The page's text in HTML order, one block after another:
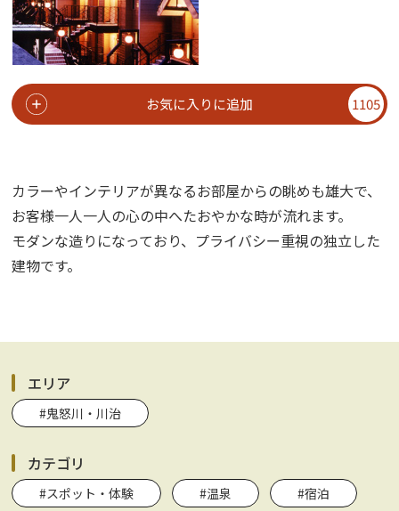
お気に入りに追加 1105
カラーやインテリアが異なるお部屋からの眺めも雄大で、
お客様一人一人の心の中へたおやかな時が流れます。
モダンな造りになっており、プライバシー重視の独立した
建物です。
エリア
#鬼怒川・川治
カテゴリ
#スポット・体験 #温泉
#宿泊